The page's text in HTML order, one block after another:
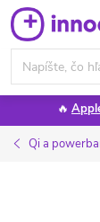
Prejsť
na
obsah
🔥
Qi a